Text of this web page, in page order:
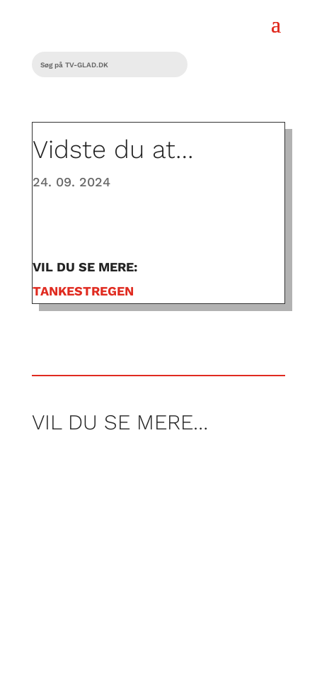
Vidste du at…
24. 09. 2024
VIL DU SE MERE:
TANKESTREGEN
VIL DU SE MERE…